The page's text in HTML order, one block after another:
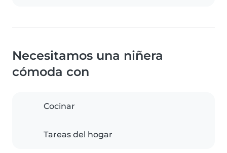
Necesitamos una niñera
cómoda con
Cocinar
Tareas del hogar